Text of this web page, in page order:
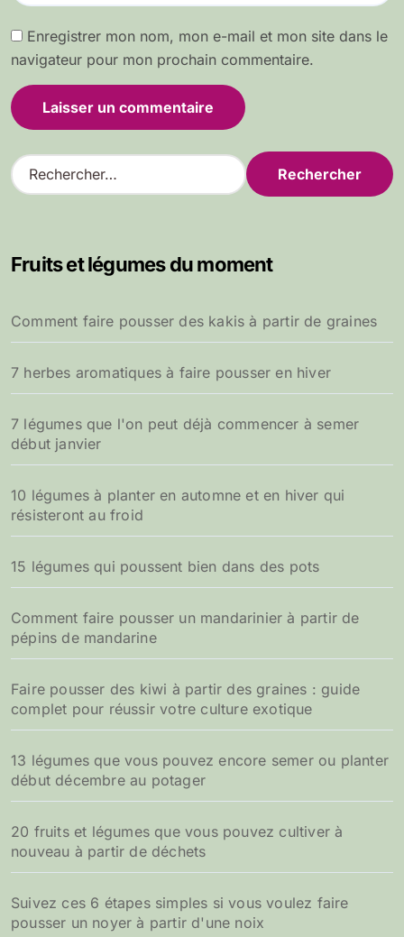
Enregistrer mon nom, mon e-mail et mon site dans le
navigateur pour mon prochain commentaire.
R
e
r
e
r
:
Fruits et légumes du moment
Comment faire pousser des kakis à partir de graines
7 herbes aromatiques à faire pousser en hiver
7 légumes que l'on peut déjà commencer à semer
début janvier
10 légumes à planter en automne et en hiver qui
résisteront au froid
15 légumes qui poussent bien dans des pots
Comment faire pousser un mandarinier à partir de
pépins de mandarine
Faire pousser des kiwi à partir des graines : guide
complet pour réussir votre culture exotique
13 légumes que vous pouvez encore semer ou planter
début décembre au potager
20 fruits et légumes que vous pouvez cultiver à
nouveau à partir de déchets
Suivez ces 6 étapes simples si vous voulez faire
pousser un noyer à partir d'une noix